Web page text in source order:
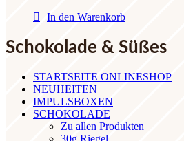
In den Warenkorb
Schokolade & Süßes
STARTSEITE ONLINESHOP
NEUHEITEN
IMPULSBOXEN
SCHOKOLADE
Zu allen Produkten
30g Riegel